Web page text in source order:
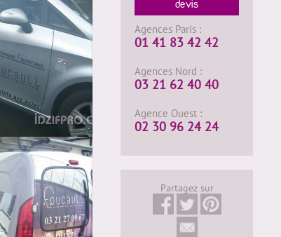
devis
Agences Paris :
01 41 83 42 42
Agences Nord :
03 21 62 40 40
Agence Ouest :
02 30 96 24 24
Partagez sur